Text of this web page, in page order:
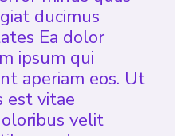
ducimus
Ea dolor
ipsum qui
aperiam eos. Ut
est vitae
velit